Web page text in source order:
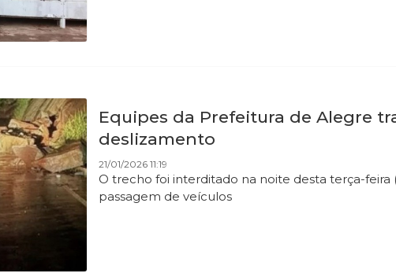
Equipes da Prefeitura de Alegre
deslizamento
21/01/2026 11:19
O trecho foi interditado na noite desta terça-
passagem de veículos